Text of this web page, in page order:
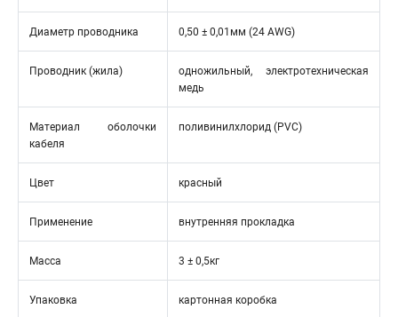
Диаметр проводника 0,50 ± 0,01мм (24 AWG)
Проводник (жила)
одножильный, электротехническая
медь
Материал оболочки
кабеля
поливинилхлорид (PVC)
Цвет красный
Применение внутренняя прокладка
Масса 3 ± 0,5кг
Упаковка картонная коробка